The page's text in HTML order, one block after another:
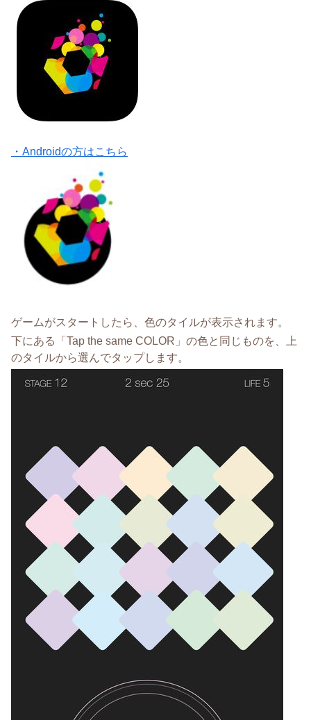
・Androidの方はこちら
ゲームがスタートしたら、色のタイルが表示されます。
下にある「Tap the same COLOR」の色と同じものを、上
のタイルから選んでタップします。